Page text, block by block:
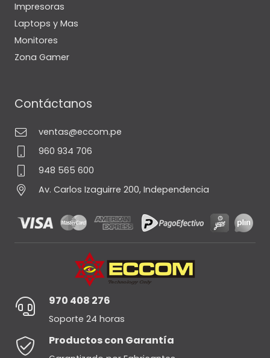
Impresoras
Laptops y Mas
Monitores
Zona Gamer
Contáctanos
ventas@eccom.pe
960 934 706
948 565 600
Av. Carlos Izaguirre 200, Independencia
970 408 276
Soporte 24 horas
Productos con Garantía